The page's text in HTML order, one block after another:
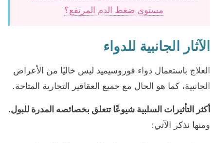
مستوى ضغط الدم المرتفع؟
الآثار الجانبية للدواء
العلاج باستعمال دواء فوروسيميد ليس خاليًا من الأعراض
الجانبية، كما هو الحال مع جميع العقاقير التجارية المتاحة.
أكثر التأثيرات السلبية شيوعًا تتعلق بخصائصه المدرة للبول.
ومنها نذكر الآتي: